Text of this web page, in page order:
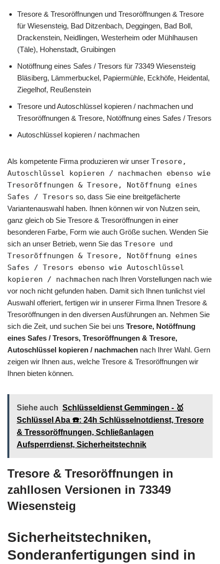
Tresore & Tresoröffnungen und Tresoröffnungen & Tresore
für Wiesensteig, Bad Ditzenbach, Deggingen, Bad Boll,
Drackenstein, Neidlingen, Westerheim oder Mühlhausen
(Täle), Hohenstadt, Gruibingen
Notöffnung eines Safes / Tresors für 73349 Wiesensteig
Bläsiberg, Lämmerbuckel, Papiermühle, Eckhöfe, Heidental,
Ziegelhof, Reußenstein
Tresore und Autoschlüssel kopieren / nachmachen und
Tresoröffnungen & Tresore, Notöffnung eines Safes / Tresors
Autoschlüssel kopieren / nachmachen
Als kompetente Firma produzieren wir unser Tresore,
Autoschlüssel kopieren / nachmachen ebenso wie
Tresoröffnungen & Tresore, Notöffnung eines
Safes / Tresors so, dass Sie eine breitgefächerte
Variantenauswahl haben. Ihnen können wir von Nutzen sein,
ganz gleich ob Sie Tresore & Tresoröffnungen in einer
besonderen Farbe, Form wie auch Größe suchen. Wenden Sie
sich an unser Betrieb, wenn Sie das Tresore und
Tresoröffnungen & Tresore, Notöffnung eines
Safes / Tresors ebenso wie Autoschlüssel
kopieren / nachmachen nach Ihren Vorstellungen nach wie
vor noch nicht gefunden haben. Damit sich Ihnen tunlichst viel
Auswahl offeriert, fertigen wir in unserer Firma Ihnen Tresore &
Tresoröffnungen in den diversen Ausführungen an. Nehmen Sie
sich die Zeit, und suchen Sie bei uns Tresore, Notöffnung
eines Safes / Tresors, Tresoröffnungen & Tresore,
Autoschlüssel kopieren / nachmachen nach Ihrer Wahl. Gern
zeigen wir Ihnen aus, welche Tresore & Tresoröffnungen wir
Ihnen bieten können.
Siehe auch Schlüsseldienst Gemmingen - 🥇
Schlüssel Aba ☎️: 24h Schlüsselnotdienst, Tresore
& Tressoröffnungen, Schließanlagen
Aufsperrdienst, Sicherheitstechnik
Tresore & Tresoröffnungen in
zahllosen Versionen in 73349
Wiesensteig
Sicherheitstechniken,
Sonderanfertigungen sind in